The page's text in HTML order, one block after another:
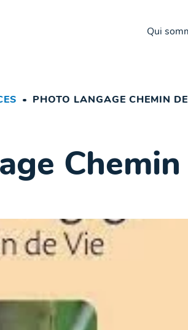
Qui
PHOTO LANGAGE CHEMIN